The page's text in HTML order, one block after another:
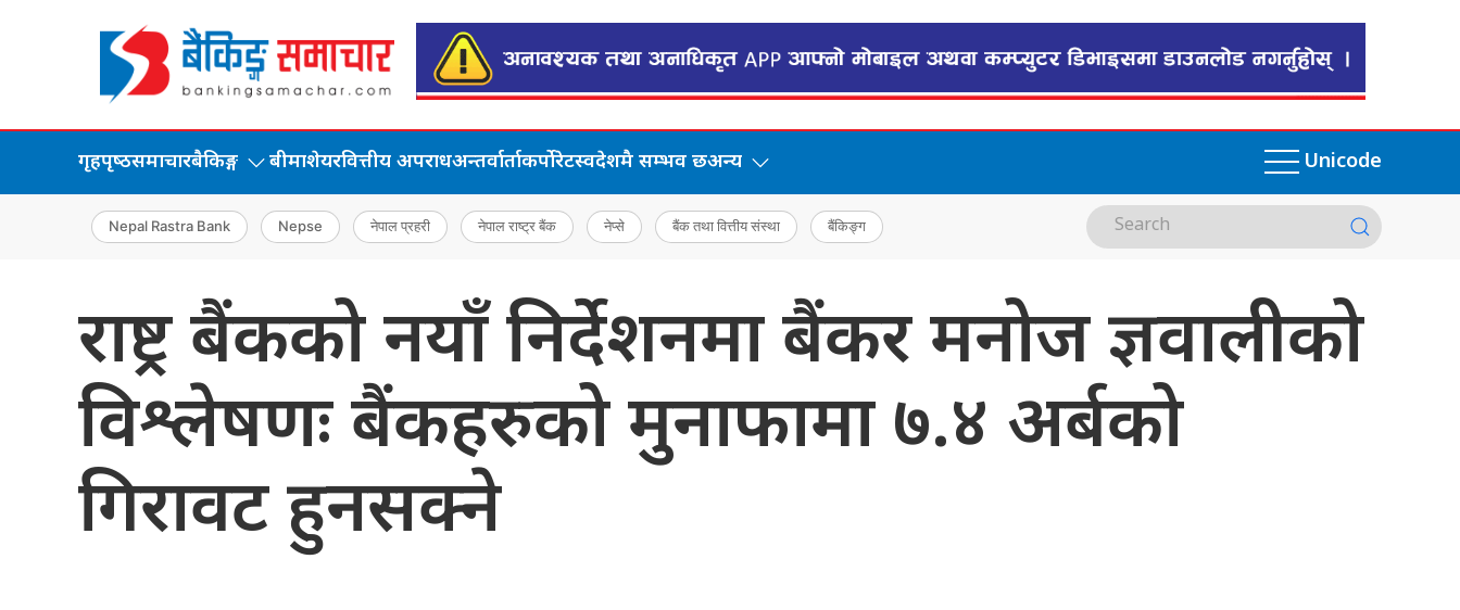
गृहपृष्‍ठसमाचारबैकिङ्ग बीमाशेयरवित्तीय अपराधअन्तर्वार्ताकर्पोरेटस्वदेशमै सम्भव छअन्य Unicode
Nepal Rastra Bank Nepse नेपाल प्रहरी नेपाल राष्ट्र बैंक नेप्से बैंक तथा वित्तीय संस्था बैंकिङ्ग
राष्ट्र बैंकको नयाँ निर्देशनमा बैंकर मनोज ज्ञवालीको
विश्लेषणः बैंकहरुको मुनाफामा ७.४ अर्बको
गिरावट हुनसक्ने